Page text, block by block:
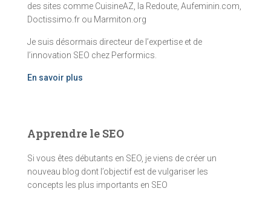
des sites comme CuisineAZ, la Redoute, Aufeminin.com,
Doctissimo.fr ou Marmiton.org
Je suis désormais directeur de l’expertise et de
l’innovation SEO chez Performics.
En savoir plus
Apprendre le SEO
Si vous êtes débutants en SEO, je viens de créer un
nouveau blog dont l’objectif est de vulgariser les
concepts les plus importants en SEO